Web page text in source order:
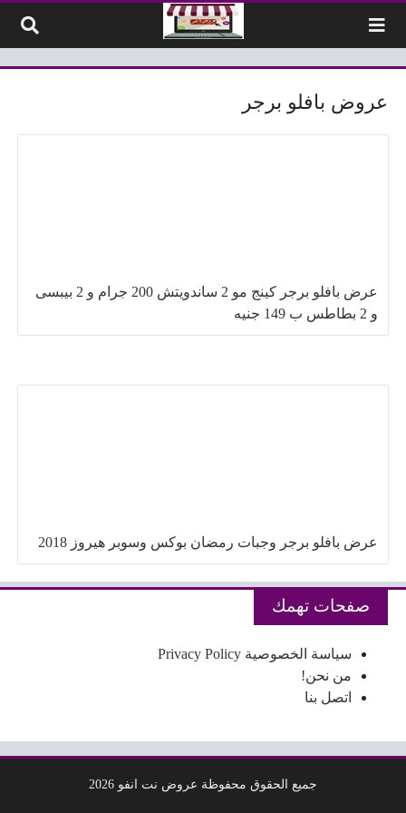
عروض بافلو برجر
عرض بافلو برجر كينج مو 2 ساندويتش 200 جرام و 2 بيبسى
و 2 بطاطس ب 149 جنيه
عرض بافلو برجر وجبات رمضان بوكس وسوبر هيروز 2018
صفحات تهمك
سياسة الخصوصية Privacy Policy
من نحن!
اتصل بنا
جميع الحقوق محفوظة عروض نت انفو 2026